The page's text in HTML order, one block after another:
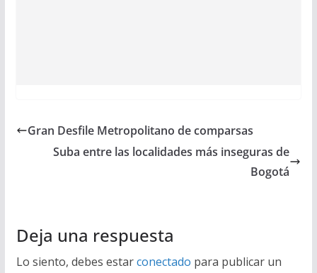
Gran Desfile Metropolitano de comparsas
Suba entre las localidades más inseguras de
Bogotá
Deja una respuesta
Lo siento, debes estarconectado para publicar un